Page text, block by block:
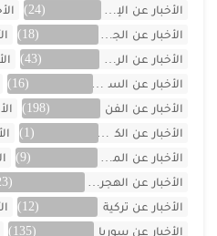
الأخبار عن الإمارات
(24)
الأخبار عن الجزائر
(18)
الأخبار عن الرياضة
(43)
الأخبار عن السيارات
(16)
الأخبار عن الفن
(198)
الأخبار عن الكويت
(1)
الأخبار عن المسلسلات
(9)
الأخبار عن الهجرة والسفر
الأخبار عن تركية
(12)
الأخبار عن سوريا
(135)